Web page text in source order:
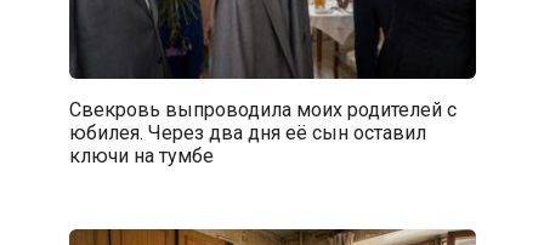
Свекровь выпроводила моих родителей с
юбилея. Через два дня её сын оставил
ключи на тумбе